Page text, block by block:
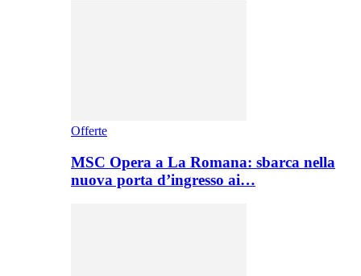
Offerte
MSC Opera a La Romana: sbarca nella
nuova porta d’ingresso ai…